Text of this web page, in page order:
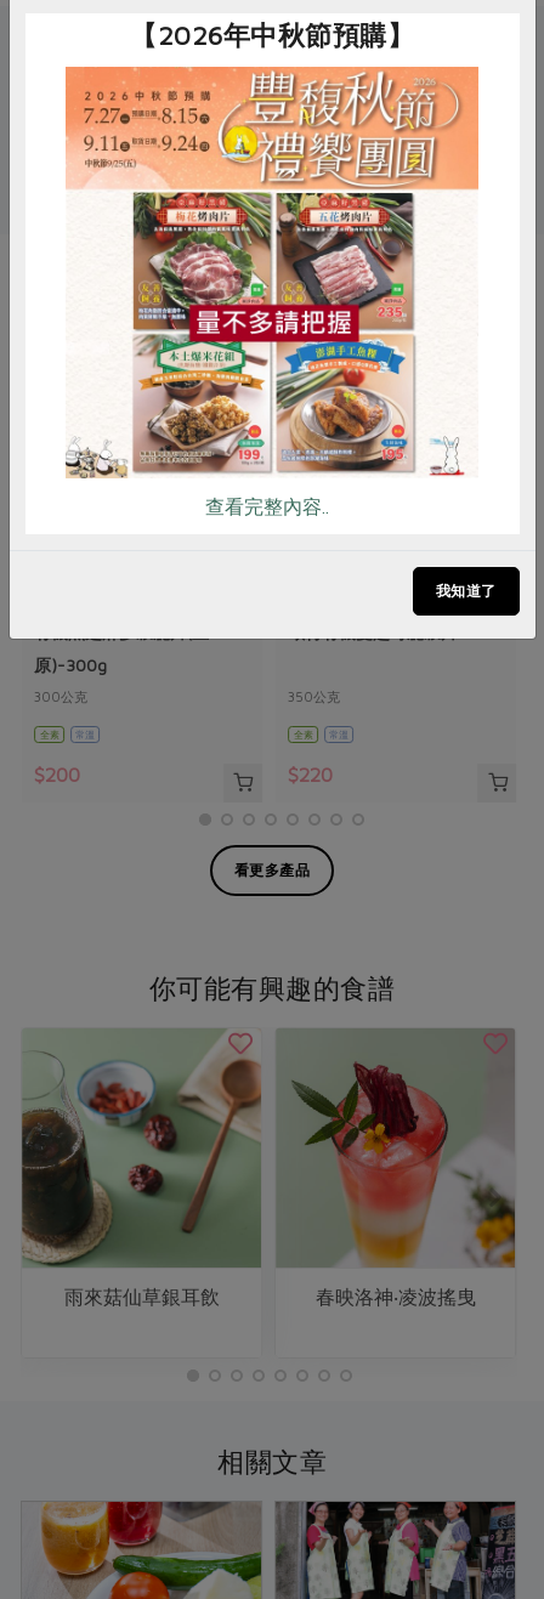
關鍵字
# 早餐 # 營養補充品 # 飲品
# 沖調粉 # 燕麥
你可能有興趣的產品
原)-300g
300公克
全素 常溫
$200
350公克
全素 常溫
$220
看更多產品
你可能有興趣的食譜
雨來菇仙草銀耳飲 春映洛神‧凌波搖曳
相關文章
RPET 食譜 減硝酸鹽
雞蛋 食安 共同購買
【2026年中秋節預購】
查看完整內容..
我知道了